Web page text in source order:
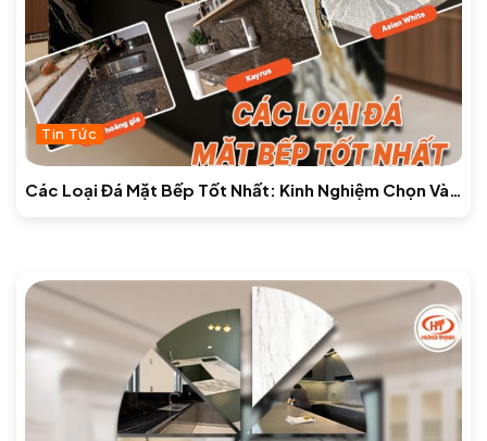
Tin Tức
Các Loại Đá Mặt Bếp Tốt Nhất: Kinh Nghiệm Chọn Và